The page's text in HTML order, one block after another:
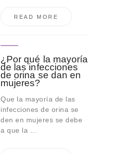
READ MORE
¿Por qué la mayoría
de las infecciones
de orina se dan en
mujeres?
Que la mayoría de las
infecciones de orina se
den en mujeres se debe
a que la ...